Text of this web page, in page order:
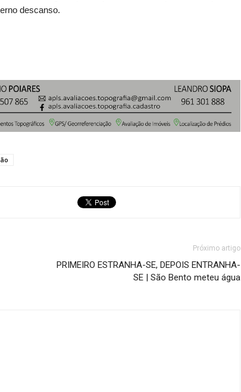
descanso.
Próximo artigo
PRIMEIRO ESTRANHA-SE, DEPOIS ENTRANHA-
SE | São Bento meteu água